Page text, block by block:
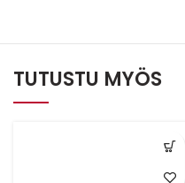
TUTUSTU MYÖS